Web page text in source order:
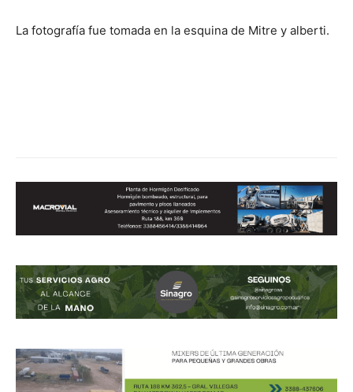
La fotografía fue tomada en la esquina de Mitre y alberti.